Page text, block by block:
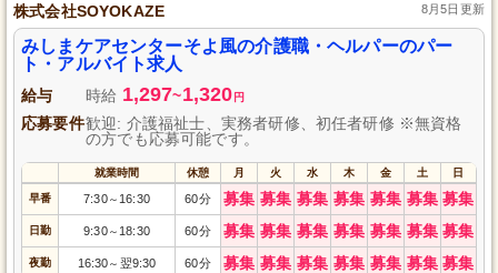
株式会社SOYOKAZE 8月5日更新
みしまケアセンターそよ風の介護職・ヘルパーのパー
ト・アルバイト求人
給与 時給 1,297~1,320 円
応募要件歓迎: 介護福祉士、実務者研修、初任者研修 ※無資格
の方でも応募可能です。
就業時間 休憩 月 火 水 木 金 土 日
早番 7:30～ 16:30 60分 募集 募集 募集 募集 募集 募集 募集
日勤 9:30～ 18:30 60分 募集 募集 募集 募集 募集 募集 募集
夜勤 16:30～ 翌9:30 60分 募集 募集 募集 募集 募集 募集 募集